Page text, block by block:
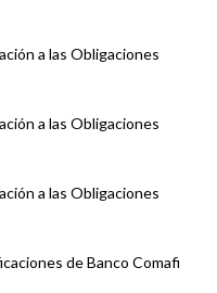
a las Obligaciones
a las Obligaciones
a las Obligaciones
de Banco Comafi